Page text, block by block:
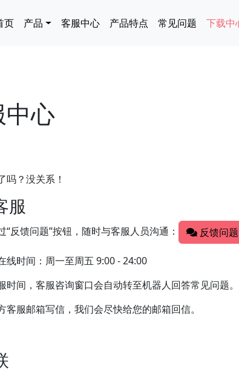
navigation
页 产品 客服中心 产品特点 常见问题 下载中
心
吗？没关系！
服
“反馈问题”按钮，随时与客服人员沟通： 反馈问题
线时间：周一至周五 9:00 - 24:00
时间，客服咨询窗口会自动转至机器人回答常见问题。
客服邮箱写信，我们会尽快给您的邮箱回信。